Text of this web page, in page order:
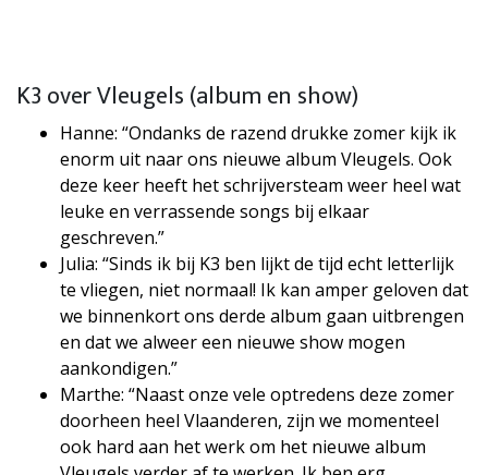
K3 over Vleugels (album en show)
Hanne: “Ondanks de razend drukke zomer kijk ik
enorm uit naar ons nieuwe album Vleugels. Ook
deze keer heeft het schrijversteam weer heel wat
leuke en verrassende songs bij elkaar
geschreven.”
Julia: “Sinds ik bij K3 ben lijkt de tijd echt letterlijk
te vliegen, niet normaal! Ik kan amper geloven dat
we binnenkort ons derde album gaan uitbrengen
en dat we alweer een nieuwe show mogen
aankondigen.”
Marthe: “Naast onze vele optredens deze zomer
doorheen heel Vlaanderen, zijn we momenteel
ook hard aan het werk om het nieuwe album